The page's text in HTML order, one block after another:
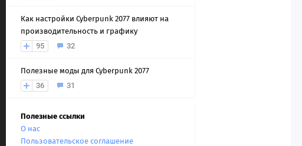
Как настройки Cyberpunk 2077 влияют на
производительность и графику
95
32
Полезные моды для Cyberpunk 2077
36
31
Полезные ссылки
О нас
Пользовательское соглашение